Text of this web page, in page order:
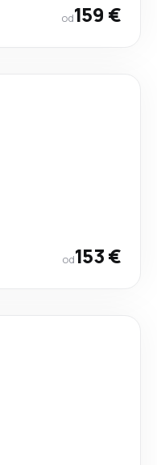
od159 €
od153 €